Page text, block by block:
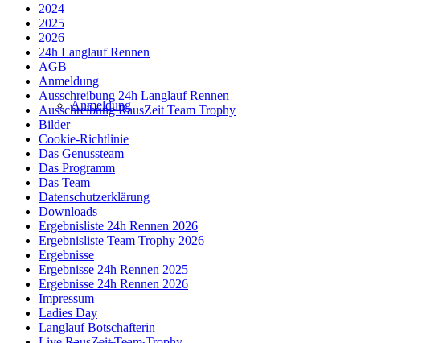
Anmeldung
2024
2025
2026
24h Langlauf Rennen
AGB
Anmeldung
Ausschreibung 24h Langlauf Rennen
Ausschreibung RausZeit Team Trophy
Bilder
Cookie-Richtlinie
Das Genussteam
Das Programm
Das Team
Datenschutzerklärung
Downloads
Ergebnisliste 24h Rennen 2026
Ergebnisliste Team Trophy 2026
Ergebnisse
Ergebnisse 24h Rennen 2025
Ergebnisse 24h Rennen 2026
Impressum
Ladies Day
Langlauf Botschafterin